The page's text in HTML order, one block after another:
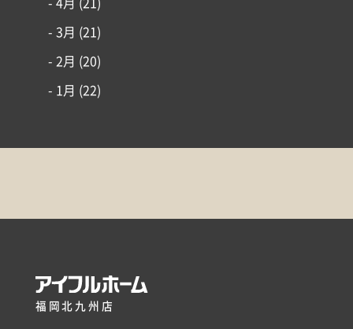
- 4月 (21)
- 3月 (21)
- 2月 (20)
- 1月 (22)
福岡北九州店